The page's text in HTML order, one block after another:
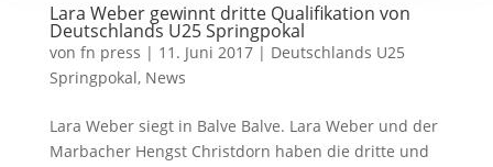
Lara Weber gewinnt dritte Qualifikation von
Deutschlands U25 Springpokal
von fn press | 11. Juni 2017| Deutschlands U25
Springpokal, News
Lara Weber siegt in Balve Balve. Lara Weber und der
Marbacher Hengst Christdorn haben die dritte und